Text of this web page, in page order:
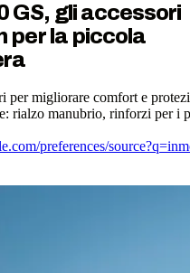
GS, gli accessori
per la piccola
per migliorare comfort e
rialzo manubrio, rinforzi per i
preferences/